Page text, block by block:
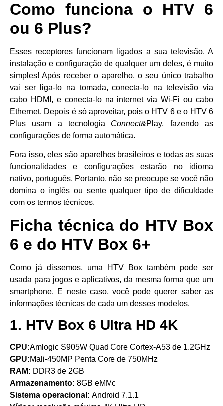
Como funciona o HTV 6
ou 6 Plus?
Esses receptores funcionam ligados a sua televisão. A
instalação e configuração de qualquer um deles, é muito
simples! Após receber o aparelho, o seu único trabalho
vai ser liga-lo na tomada, conecta-lo na televisão via
cabo HDMI, e conecta-lo na internet via Wi-Fi ou cabo
Ethernet. Depois é só aproveitar, pois o HTV 6 e o HTV 6
Plus usam a tecnologia Connect&Play, fazendo as
configurações de forma automática.
Fora isso, eles são aparelhos brasileiros e todas as suas
funcionalidades e configurações estarão no idioma
nativo, português. Portanto, não se preocupe se você não
domina o inglês ou sente qualquer tipo de dificuldade
com os termos técnicos.
Ficha técnica do HTV Box
6 e do HTV Box 6+
Como já dissemos, uma HTV Box também pode ser
usada para jogos e aplicativos, da mesma forma que um
smartphone. E neste caso, você pode querer saber as
informações técnicas de cada um desses modelos.
1. HTV Box 6 Ultra HD 4K
CPU:Amlogic S905W Quad Core Cortex-A53 de 1.2GHz
GPU:Mali-450MP Penta Core de 750MHz
RAM: DDR3 de 2GB
Armazenamento: 8GB eMMc
Sistema operacional: Android 7.1.1